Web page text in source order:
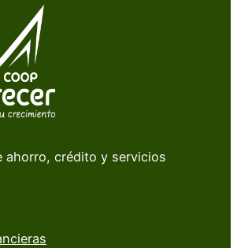
ahorro, crédito y servicios